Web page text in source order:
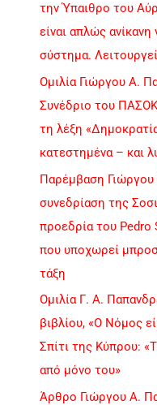
την Ύπαιθρο του
είναι απλώς
σύστημα.
Ομιλία Γιώργου Α.
Συνέδριο του
τη λέξη
κατεστημένα – και
Παρέμβαση
συνεδρίαση της
προεδρία του Pedro
που υποχωρεί
τάξη
Ομιλία Γ. Α.
βιβλίου, «Ο Νόμος
Σπίτι της Κύπρου:
από μόνο του»
Άρθρο Γιώργου Α.